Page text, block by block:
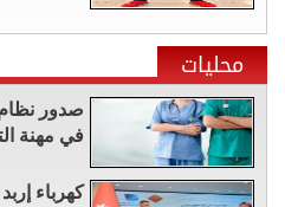
محليات
صدور
في مهنة
كهرباء